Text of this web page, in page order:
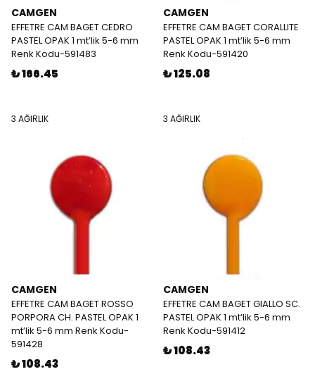
CAMGEN
EFFETRE CAM BAGET CEDRO
PASTEL OPAK 1 mt’lik 5-6 mm
Renk Kodu-591483
₺ 166.45
3 AĞIRLIK
CAMGEN
EFFETRE CAM BAGET CORALLITE
PASTEL OPAK 1 mt’lik 5-6 mm
Renk Kodu-591420
₺ 125.08
3 AĞIRLIK
CAMGEN
EFFETRE CAM BAGET ROSSO
PORPORA CH. PASTEL OPAK 1
mt’lik 5-6 mm Renk Kodu-
591428
₺ 108.43
CAMGEN
EFFETRE CAM BAGET GIALLO SC.
PASTEL OPAK 1 mt’lik 5-6 mm
Renk Kodu-591412
₺ 108.43